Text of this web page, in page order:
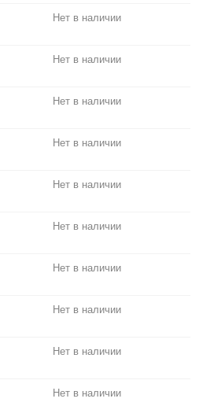
Нет в наличии
Нет в наличии
Нет в наличии
Нет в наличии
Нет в наличии
Нет в наличии
Нет в наличии
Нет в наличии
Нет в наличии
Нет в наличии